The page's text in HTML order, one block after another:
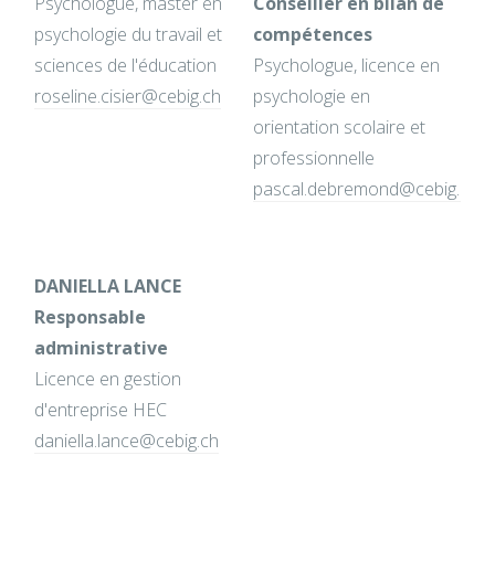
psychologie du travail et
sciences de l'éducation
roseline.cisier@cebig.ch
compétences
Psychologue, licence en
psychologie en
orientation scolaire et
professionnelle
pascal.debremond@cebig.ch
DANIELLA LANCE
Responsable
administrative
Licence en gestion
d'entreprise HEC
daniella.lance@cebig.ch